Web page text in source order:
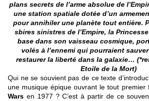
plans secrets de l’arme absolue de
une station spatiale dotée d’un
pour annihiler une planète tout entière.
sbires sinistres de l’Empire, la
base dans son vaisseau cosmique,
volés à l’ennemi qui pourraient
restaurer la liberté dans la galaxie…
Etoile de la Mort)
Qui ne se souvient pas de ce texte
une musique épique ouvrant le tout premier
Wars en 1977 ? C’est à partir de ce